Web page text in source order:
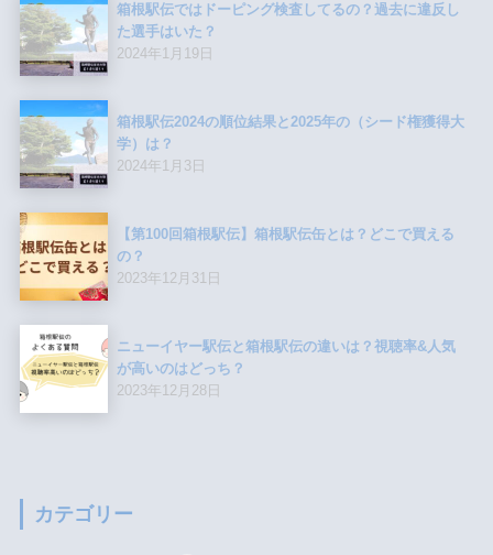
箱根駅伝ではドーピング検査してるの？過去に違反し
た選手はいた？
2024年1月19日
箱根駅伝2024の順位結果と2025年の（シード権獲得大
学）は？
2024年1月3日
【第100回箱根駅伝】箱根駅伝缶とは？どこで買える
の？
2023年12月31日
ニューイヤー駅伝と箱根駅伝の違いは？視聴率&人気
が高いのはどっち？
2023年12月28日
カテゴリー